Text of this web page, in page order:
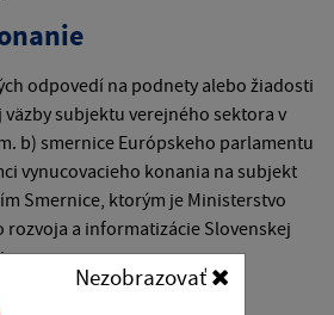
Nezobrazovať
odpovedí na podnety alebo žiadosti
väzby subjektu verejného sektora v
b) smernice Európskeho parlamentu
vynucovacieho konania na subjekt
Smernice, ktorým je Ministerstvo
a informatizácie Slovenskej